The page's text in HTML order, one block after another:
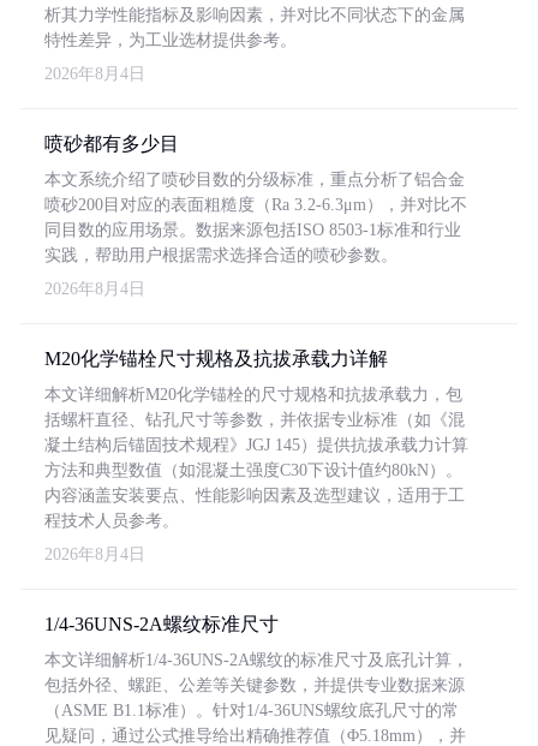
析其力学性能指标及影响因素，并对比不同状态下的金属
特性差异，为工业选材提供参考。
2026年8月4日
喷砂都有多少目
本文系统介绍了喷砂目数的分级标准，重点分析了铝合金
喷砂200目对应的表面粗糙度（Ra 3.2-6.3μm），并对比不
同目数的应用场景。数据来源包括ISO 8503-1标准和行业
实践，帮助用户根据需求选择合适的喷砂参数。
2026年8月4日
M20化学锚栓尺寸规格及抗拔承载力详解
本文详细解析M20化学锚栓的尺寸规格和抗拔承载力，包
括螺杆直径、钻孔尺寸等参数，并依据专业标准（如《混
凝土结构后锚固技术规程》JGJ 145）提供抗拔承载力计算
方法和典型数值（如混凝土强度C30下设计值约80kN）。
内容涵盖安装要点、性能影响因素及选型建议，适用于工
程技术人员参考。
2026年8月4日
1/4-36UNS-2A螺纹标准尺寸
本文详细解析1/4-36UNS-2A螺纹的标准尺寸及底孔计算，
包括外径、螺距、公差等关键参数，并提供专业数据来源
（ASME B1.1标准）。针对1/4-36UNS螺纹底孔尺寸的常
见疑问，通过公式推导给出精确推荐值（Φ5.18mm），并